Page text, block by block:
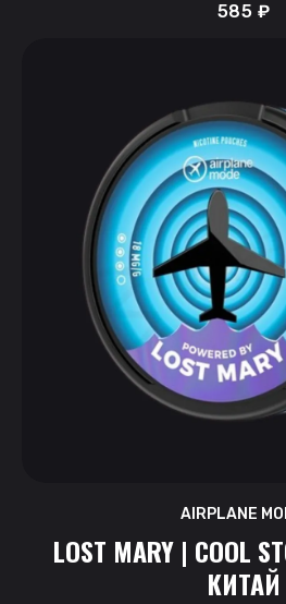
585 ₽
AIRPLANE
LOST MARY | COOL
КИТАЙ